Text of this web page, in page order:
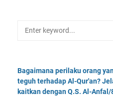
Bagaimana perilaku orang
teguh terhadap Al-Qur'an?
kaitkan dengan Q.S. Al-Anfal/